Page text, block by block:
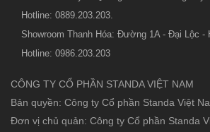
Hotline: 0889.203.203.
Showroom Thanh Hóa: Đường 1A - Đại Lộc -
Hotline: 0986.203.203
CÔNG TY CỔ PHẦN STANDA VIỆT NAM
Bản quyền: Công ty Cổ phần Standa Việt
Đơn vị chủ quản: Công ty Cổ phần Standa